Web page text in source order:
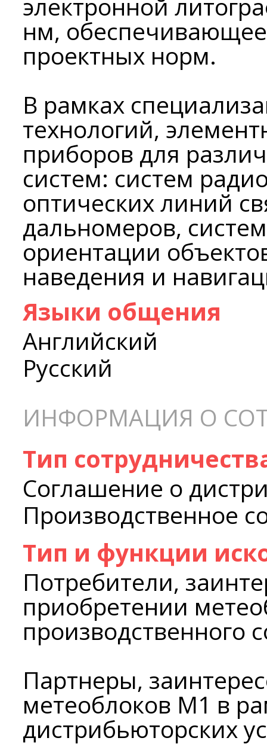
электронной
нм,
проектных норм.
В рамках
технологий,
приборов для
систем: систем
оптических линий
дальномеров,
ориентации
наведения и
Языки общения
Английский
Русский
ИНФОРМАЦИЯ О
Тип
Соглашение о
Производственное
Тип и функции
Потребители,
приобретении
производственного
Партнеры,
метеоблоков М1 в
дистрибьюторских